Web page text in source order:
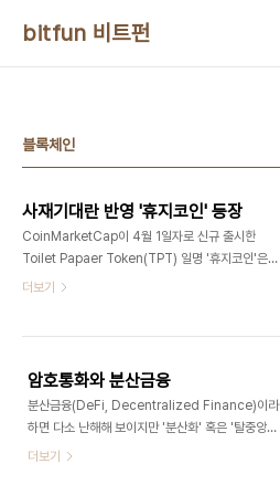
bitfun 비트펀
블록체인
사재기대란 반영 '휴지코인' 등장
CoinMarketCap이 4월 1일자로 신규 출시한
Toilet Papaer Token(TPT) 일명 '휴지코인'은
휴지를 연동자산으로 한다. 코인의 양은 보유자가 현
보유할 수도 있다. TPT에 탑재된 알고리즘을 통해
사용자의 화장지 보유 현황이 추적되고 사용자에 대
한 공급망이 조절된다. TPT 개발의도는 전염병에 의
한 격리자의 생존을 보장하기 위해 각자에게 정확히
필요한 만큼의 화장지가 공급될 수 있도록 함이다. 휴
더보기
암호통화와 분산금융
분산금융(DeFi, Decentralized Finance)이라
하면 다소 난해해 보이지만 '분산화' 혹은 '탈중앙화'
그리고 금융이란 단어를 합친 말일 뿐이다. 분산화 그
더보기